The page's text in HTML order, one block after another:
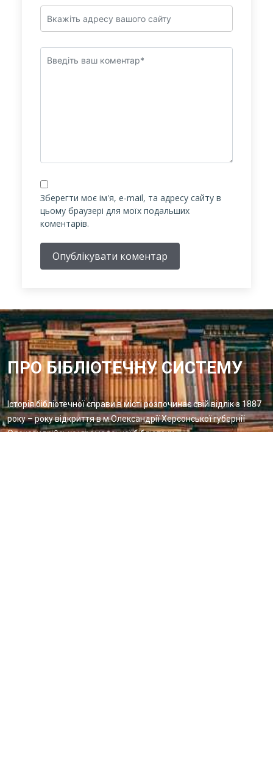
Зберегти моє ім'я, e-mail, та адресу сайту в
цьому браузері для моїх подальших
коментарів.
Опублікувати коментар
ПРО БІБЛІОТЕЧНУ СИСТЕМУ
Історія бібліотечної справи в місті розпочинає свій відлік з 1887
року – року відкриття в м.Олександрії Херсонської губернії
Олександрійської громадської бібліотеки